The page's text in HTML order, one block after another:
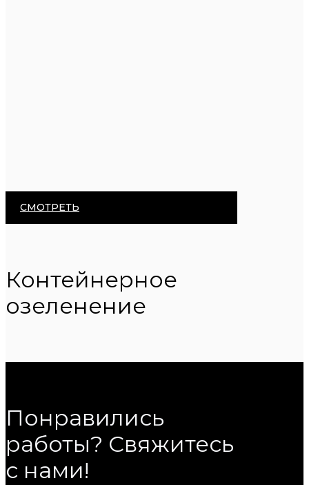
Контейнерное
озеленение
СМОТРЕТЬ
Понравились
работы? Свяжитесь
с нами!